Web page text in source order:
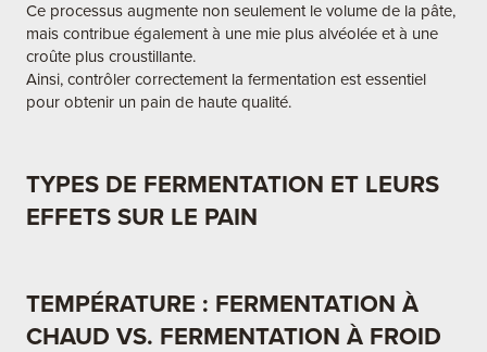
Ce processus augmente non seulement le volume de la pâte,
mais contribue également à une mie plus alvéolée et à une
croûte plus croustillante.
Ainsi, contrôler correctement la fermentation est essentiel
pour obtenir un pain de haute qualité.
TYPES DE FERMENTATION ET LEURS
EFFETS SUR LE PAIN
TEMPÉRATURE : FERMENTATION À
CHAUD VS. FERMENTATION À FROID